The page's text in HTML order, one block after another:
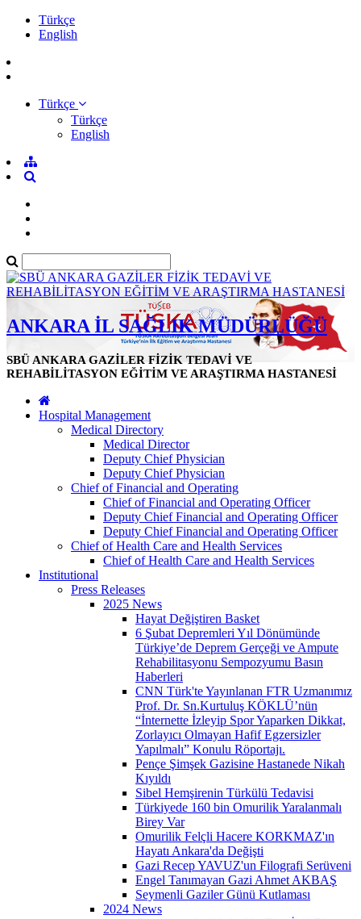
Türkçe
English
Türkçe
Türkçe
English
ANKARA İL SAĞLIK MÜDÜRLÜĞÜ
SBÜ ANKARA GAZİLER FİZİK TEDAVİ VE
REHABİLİTASYON EĞİTİM VE ARAŞTIRMA HASTANESİ
Hospital Management
Medical Directory
Medical Director
Deputy Chief Physician
Deputy Chief Physician
Chief of Financial and Operating
Chief of Financial and Operating Officer
Deputy Chief Financial and Operating Officer
Deputy Chief Financial and Operating Officer
Chief of Health Care and Health Services
Chief of Health Care and Health Services
Institutional
Press Releases
2025 News
Hayat Değiştiren Basket
6 Şubat Depremleri Yıl Dönümünde
Türkiye’de Deprem Gerçeği ve Ampute
Rehabilitasyonu Sempozyumu Basın
Haberleri
CNN Türk'te Yayınlanan FTR Uzmanımız
Prof. Dr. Sn.Kurtuluş KÖKLÜ’nün
“İnternette İzleyip Spor Yaparken Dikkat,
Zorlayıcı Olmayan Hafif Egzersizler
Yapılmalı” Konulu Röportajı.
Pençe Şimşek Gazisine Hastanede Nikah
Kıyıldı
Sibel Hemşirenin Türkülü Tedavisi
Türkiyede 160 bin Omurilik Yaralanmalı
Birey Var
Omurilik Felçli Hacere KORKMAZ'ın
Hayatı Ankara'da Değişti
Gazi Recep YAVUZ'un Filografi Serüveni
Engel Tanımayan Gazi Ahmet AKBAŞ
Seymenli Gaziler Günü Kutlaması
2024 News